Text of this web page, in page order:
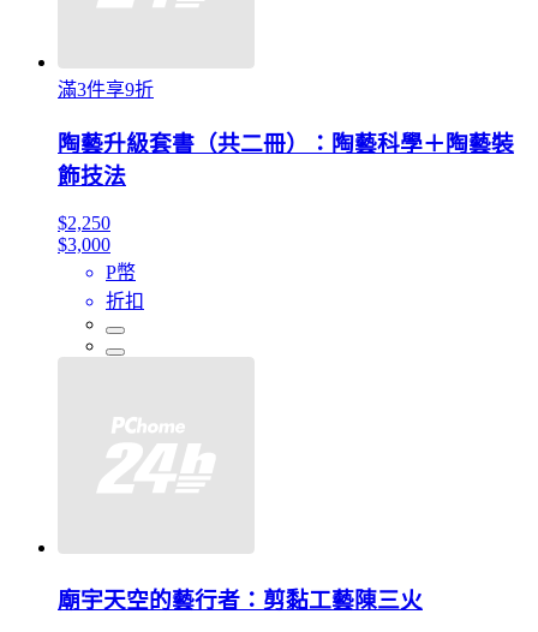
滿3件享9折
陶藝升級套書（共二冊）：陶藝科學＋陶藝裝
飾技法
$2,250
$3,000
P幣
折扣
廟宇天空的藝行者：剪黏工藝陳三火